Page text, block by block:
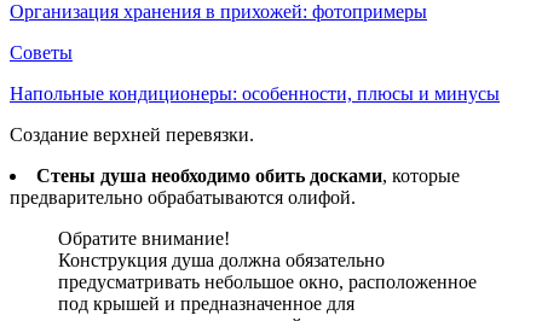
Организация хранения в прихожей: фотопримеры
Советы
Напольные кондиционеры: особенности, плюсы и минусы
Создание верхней перевязки.
Стены душа необходимо обить досками, которые
предварительно обрабатываются олифой.
Обратите внимание!
Конструкция душа должна обязательно
предусматривать небольшое окно, расположенное
под крышей и предназначенное для